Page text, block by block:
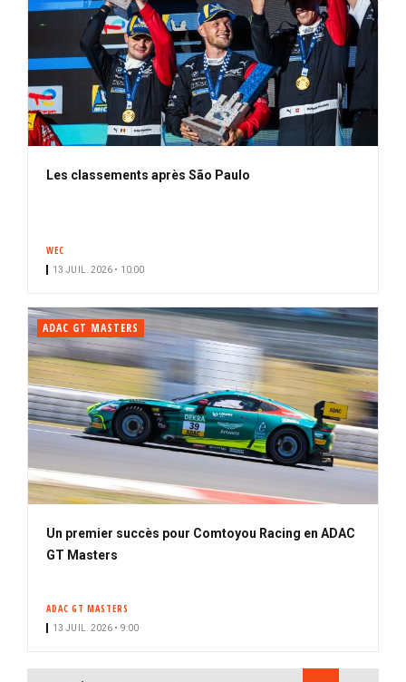
Les classements après São Paulo
WEC
13 JUIL. 2026 • 10:00
ADAC GT MASTERS
Un premier succès pour Comtoyou Racing en ADAC
GT Masters
ADAC GT MASTERS
13 JUIL. 2026 • 9:00